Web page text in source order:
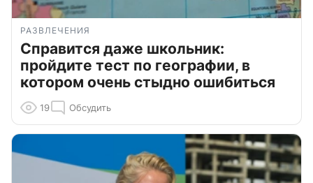
РАЗВЛЕЧЕНИЯ
Справится даже школьник:
пройдите тест по географии, в
котором очень стыдно ошибиться
19 Обсудить